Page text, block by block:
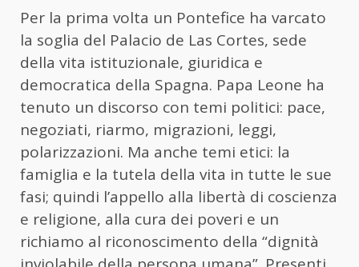
Per la prima volta un Pontefice ha varcato
la soglia del Palacio de Las Cortes, sede
della vita istituzionale, giuridica e
democratica della Spagna. Papa Leone ha
tenuto un discorso con temi politici: pace,
negoziati, riarmo, migrazioni, leggi,
polarizzazioni. Ma anche temi etici: la
famiglia e la tutela della vita in tutte le sue
fasi; quindi l’appello alla libertà di coscienza
e religione, alla cura dei poveri e un
richiamo al riconoscimento della “dignità